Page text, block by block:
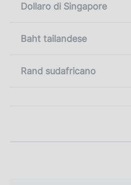
Dollaro di Singapore
Baht tailandese
Rand sudafricano